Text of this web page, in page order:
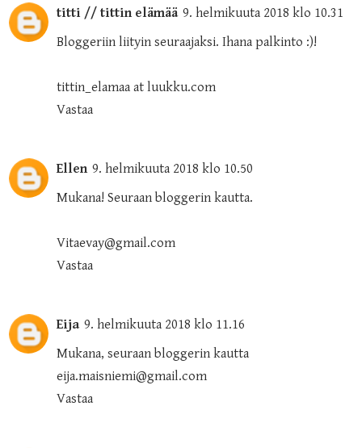
titti // tittin elämää 9. helmikuuta 2018 klo 10.31
Bloggeriin liityin seuraajaksi. Ihana palkinto :)!
tittin_elamaa at luukku.com
Vastaa
Ellen 9. helmikuuta 2018 klo 10.50
Mukana! Seuraan bloggerin kautta.
Vitaevay@gmail.com
Vastaa
Eija 9. helmikuuta 2018 klo 11.16
Mukana, seuraan bloggerin kautta
eija.maisniemi@gmail.com
Vastaa